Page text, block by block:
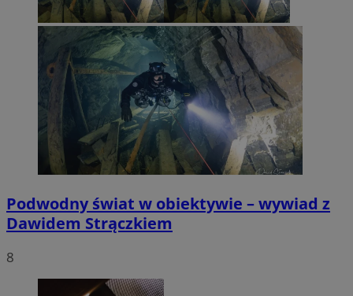
Podwodny świat w obiektywie – wywiad z
Dawidem Strączkiem
8